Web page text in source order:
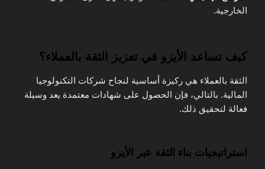
الخارجية.
كيف تساعد الأيزو في تعزيز الثقة بالعملاء؟
الثقة بالعملاء هي ركيزة أساسية لنجاح شركات التكنولوجيا
المالية. بالتالي، فإن الحصول على شهادات معتمدة يعد وسيلة
فعالة لتحقيق ذلك.
استراتيجيات بناء الثقة عبر الأيزو